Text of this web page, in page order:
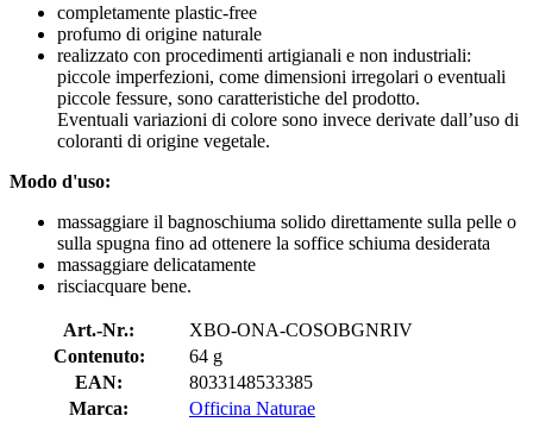
completamente plastic-free
profumo di origine naturale
realizzato con procedimenti artigianali e non industriali:
piccole imperfezioni, come dimensioni irregolari o eventuali
piccole fessure, sono caratteristiche del prodotto.
Eventuali variazioni di colore sono invece derivate dall’uso di
coloranti di origine vegetale.
Modo d'uso:
massaggiare il bagnoschiuma solido direttamente sulla pelle o
sulla spugna fino ad ottenere la soffice schiuma desiderata
massaggiare delicatamente
risciacquare bene.
Art.-Nr.:
XBO-ONA-COSOBGNRIV
Contenuto:
64 g
EAN:
8033148533385
Marca:
Officina Naturae